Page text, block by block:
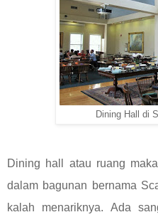
Dining Hall di
Dining hall atau ruang
dalam bagunan bernama
kalah menariknya. Ada